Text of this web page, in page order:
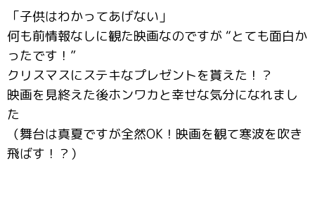
「子供はわかってあげない」
何も前情報なしに観た映画なのですが “とても面白か
ったです！”
クリスマスにステキなプレゼントを貰えた！？
映画を見終えた後ホンワカと幸せな気分になれまし
た
（舞台は真夏ですが全然OK！映画を観て寒波を吹き
飛ばす！？）